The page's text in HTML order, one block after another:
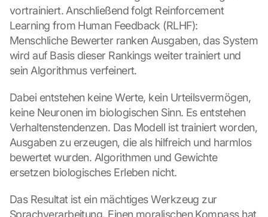
vortrainiert. Anschließend folgt Reinforcement
Learning from Human Feedback (RLHF):
Menschliche Bewerter ranken Ausgaben, das System
wird auf Basis dieser Rankings weiter trainiert und
sein Algorithmus verfeinert.
Dabei entstehen keine Werte, kein Urteilsvermögen,
keine Neuronen im biologischen Sinn. Es entstehen
Verhaltenstendenzen. Das Modell ist trainiert worden,
Ausgaben zu erzeugen, die als hilfreich und harmlos
bewertet wurden. Algorithmen und Gewichte
ersetzen biologisches Erleben nicht.
Das Resultat ist ein mächtiges Werkzeug zur
Sprachverarbeitung. Einen moralischen Kompass hat